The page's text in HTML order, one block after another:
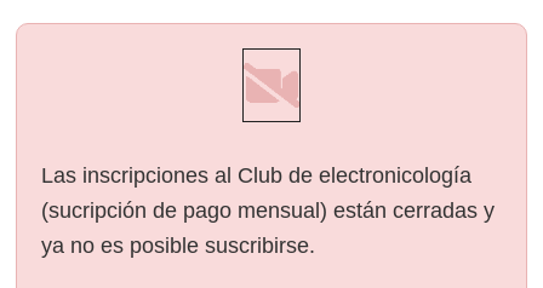
Las inscripciones al Club de electronicología
(sucripción de pago mensual) están cerradas y
ya no es posible suscribirse.